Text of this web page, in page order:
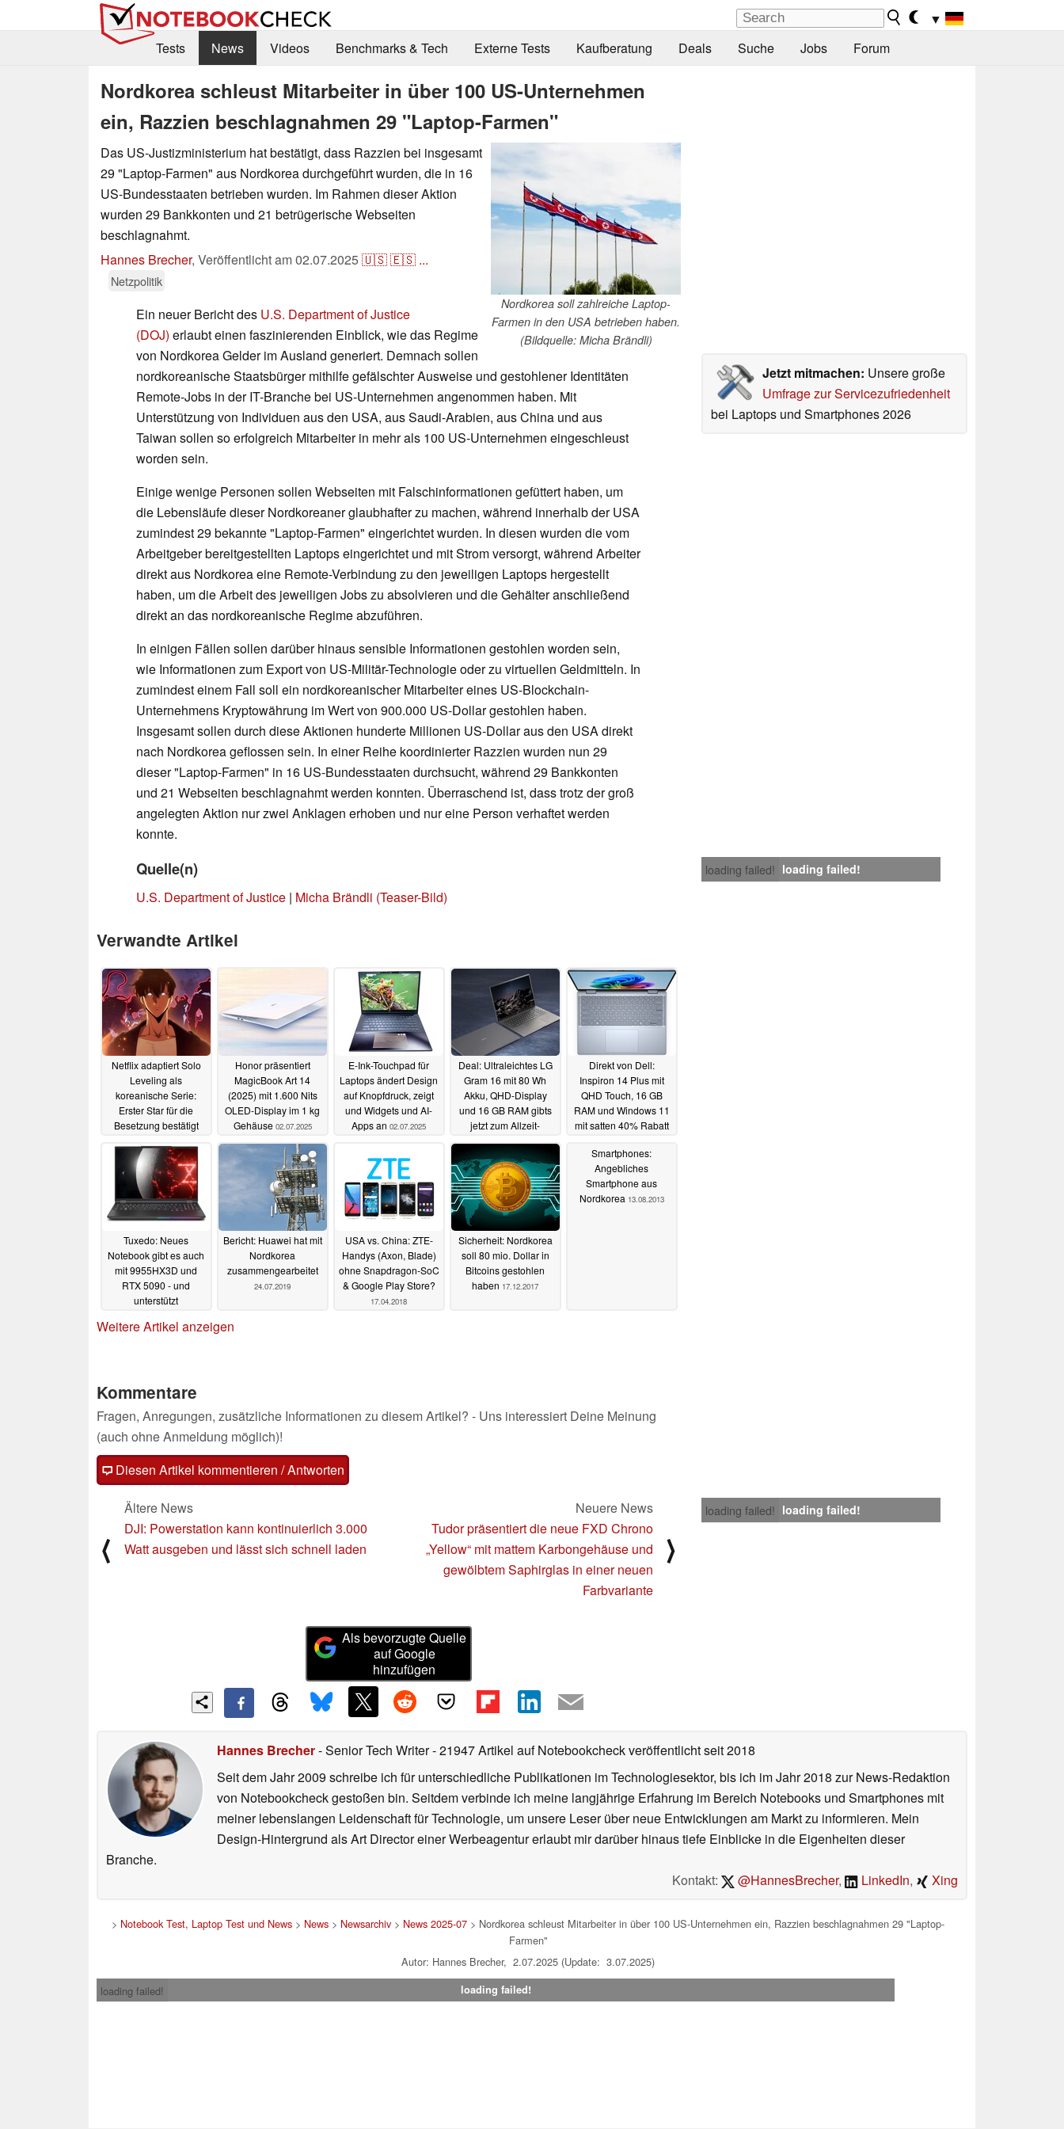
▼
Tests
News Videos Benchmarks & Tech Externe Tests Kaufberatung Deals Suche Jobs Forum
Nordkorea schleust Mitarbeiter in über 100 US-Unternehmen
ein, Razzien beschlagnahmen 29 "Laptop-Farmen"
Nordkorea soll zahlreiche Laptop-
Farmen in den USA betrieben haben.
(Bildquelle: Micha Brändli)
Das US-Justizministerium hat bestätigt, dass Razzien bei insgesamt
29 "Laptop-Farmen" aus Nordkorea durchgeführt wurden, die in 16
US-Bundesstaaten betrieben wurden. Im Rahmen dieser Aktion
wurden 29 Bankkonten und 21 betrügerische Webseiten
beschlagnahmt.
Hannes Brecher, Veröffentlicht am02.07.2025🇺🇸🇪🇸 ...
Netzpolitik
Jetzt mitmachen: Unsere große
Umfrage zur Servicezufriedenheit
bei Laptops und Smartphones 2026
Ein neuer Bericht des U.S. Department of Justice
(DOJ) erlaubt einen faszinierenden Einblick, wie das Regime
von Nordkorea Gelder im Ausland generiert. Demnach sollen
nordkoreanische Staatsbürger mithilfe gefälschter Ausweise und gestohlener Identitäten
Remote-Jobs in der IT-Branche bei US-Unternehmen angenommen haben. Mit
Unterstützung von Individuen aus den USA, aus Saudi-Arabien, aus China und aus
Taiwan sollen so erfolgreich Mitarbeiter in mehr als 100 US-Unternehmen eingeschleust
worden sein.
Einige wenige Personen sollen Webseiten mit Falschinformationen gefüttert haben, um
die Lebensläufe dieser Nordkoreaner glaubhafter zu machen, während innerhalb der USA
zumindest 29 bekannte "Laptop-Farmen" eingerichtet wurden. In diesen wurden die vom
Arbeitgeber bereitgestellten Laptops eingerichtet und mit Strom versorgt, während Arbeiter
direkt aus Nordkorea eine Remote-Verbindung zu den jeweiligen Laptops hergestellt
haben, um die Arbeit des jeweiligen Jobs zu absolvieren und die Gehälter anschließend
direkt an das nordkoreanische Regime abzuführen.
In einigen Fällen sollen darüber hinaus sensible Informationen gestohlen worden sein,
wie Informationen zum Export von US-Militär-Technologie oder zu virtuellen Geldmitteln. In
zumindest einem Fall soll ein nordkoreanischer Mitarbeiter eines US-Blockchain-
Unternehmens Kryptowährung im Wert von 900.000 US-Dollar gestohlen haben.
Insgesamt sollen durch diese Aktionen hunderte Millionen US-Dollar aus den USA direkt
nach Nordkorea geflossen sein. In einer Reihe koordinierter Razzien wurden nun 29
dieser "Laptop-Farmen" in 16 US-Bundesstaaten durchsucht, während 29 Bankkonten
und 21 Webseiten beschlagnahmt werden konnten. Überraschend ist, dass trotz der groß
angelegten Aktion nur zwei Anklagen erhoben und nur eine Person verhaftet werden
konnte.
loading failed! loading failed!
Quelle(n)
U.S. Department of Justice | Micha Brändli (Teaser-Bild)
Verwandte Artikel
Netflix adaptiert Solo
Leveling als
koreanische Serie:
Erster Star für die
Besetzung bestätigt
Honor präsentiert
MagicBook Art 14
(2025) mit 1.600 Nits
OLED-Display im 1 kg
Gehäuse 02.07.2025
E-Ink-Touchpad für
Laptops ändert Design
auf Knopfdruck, zeigt
und Widgets und AI-
Apps an 02.07.2025
Deal: Ultraleichtes LG
Gram 16 mit 80 Wh
Akku, QHD-Display
und 16 GB RAM gibts
jetzt zum Allzeit-
02.07.2025
Direkt von Dell:
Inspiron 14 Plus mit
QHD Touch, 16 GB
RAM und Windows 11
mit satten 40% Rabatt
Tuxedo: Neues
Notebook gibt es auch
mit 9955HX3D und
RTX 5090 - und
unterstützt
01.07.2025
Bericht: Huawei hat mit
Nordkorea
zusammengearbeitet
24.07.2019
USA vs. China: ZTE-
Handys (Axon, Blade)
ohne Snapdragon-SoC
& Google Play Store?
17.04.2018
Sicherheit: Nordkorea
soll 80 mio. Dollar in
Bitcoins gestohlen
haben 17.12.2017
Smartphones:
Angebliches
Smartphone aus
Nordkorea 13.08.2013
Weitere Artikel anzeigen
Kommentare
Fragen, Anregungen, zusätzliche Informationen zu diesem Artikel? - Uns interessiert Deine Meinung
(auch ohne Anmeldung möglich)!
Diesen Artikel kommentieren / Antworten
loading failed! loading failed!
⟨
Ältere News
DJI: Powerstation kann kontinuierlich 3.000
Watt ausgeben und lässt sich schnell laden
Neuere News
Tudor präsentiert die neue FXD Chrono
„Yellow“ mit mattem Karbongehäuse und
gewölbtem Saphirglas in einer neuen
Farbvariante
⟩
Als bevorzugte Quelle
auf Google
hinzufügen
Hannes Brecher- Senior Tech Writer- 21947 Artikel auf Notebookcheck veröffentlichtseit 2018
Seit dem Jahr 2009 schreibe ich für unterschiedliche Publikationen im Technologiesektor, bis ich im Jahr 2018 zur News-Redaktion
von Notebookcheck gestoßen bin. Seitdem verbinde ich meine langjährige Erfahrung im Bereich Notebooks und Smartphones mit
meiner lebenslangen Leidenschaft für Technologie, um unsere Leser über neue Entwicklungen am Markt zu informieren. Mein
Design-Hintergrund als Art Director einer Werbeagentur erlaubt mir darüber hinaus tiefe Einblicke in die Eigenheiten dieser
Branche.
Kontakt:
@HannesBrecher, LinkedIn, Xing
> Notebook Test, Laptop Test und News > News > Newsarchiv > News 2025-07 > Nordkorea schleust Mitarbeiter in über 100 US-Unternehmen ein, Razzien beschlagnahmen 29 "Laptop-
Farmen"
Autor: Hannes Brecher, 2.07.2025 (Update: 3.07.2025)
loading failed!
loading failed!